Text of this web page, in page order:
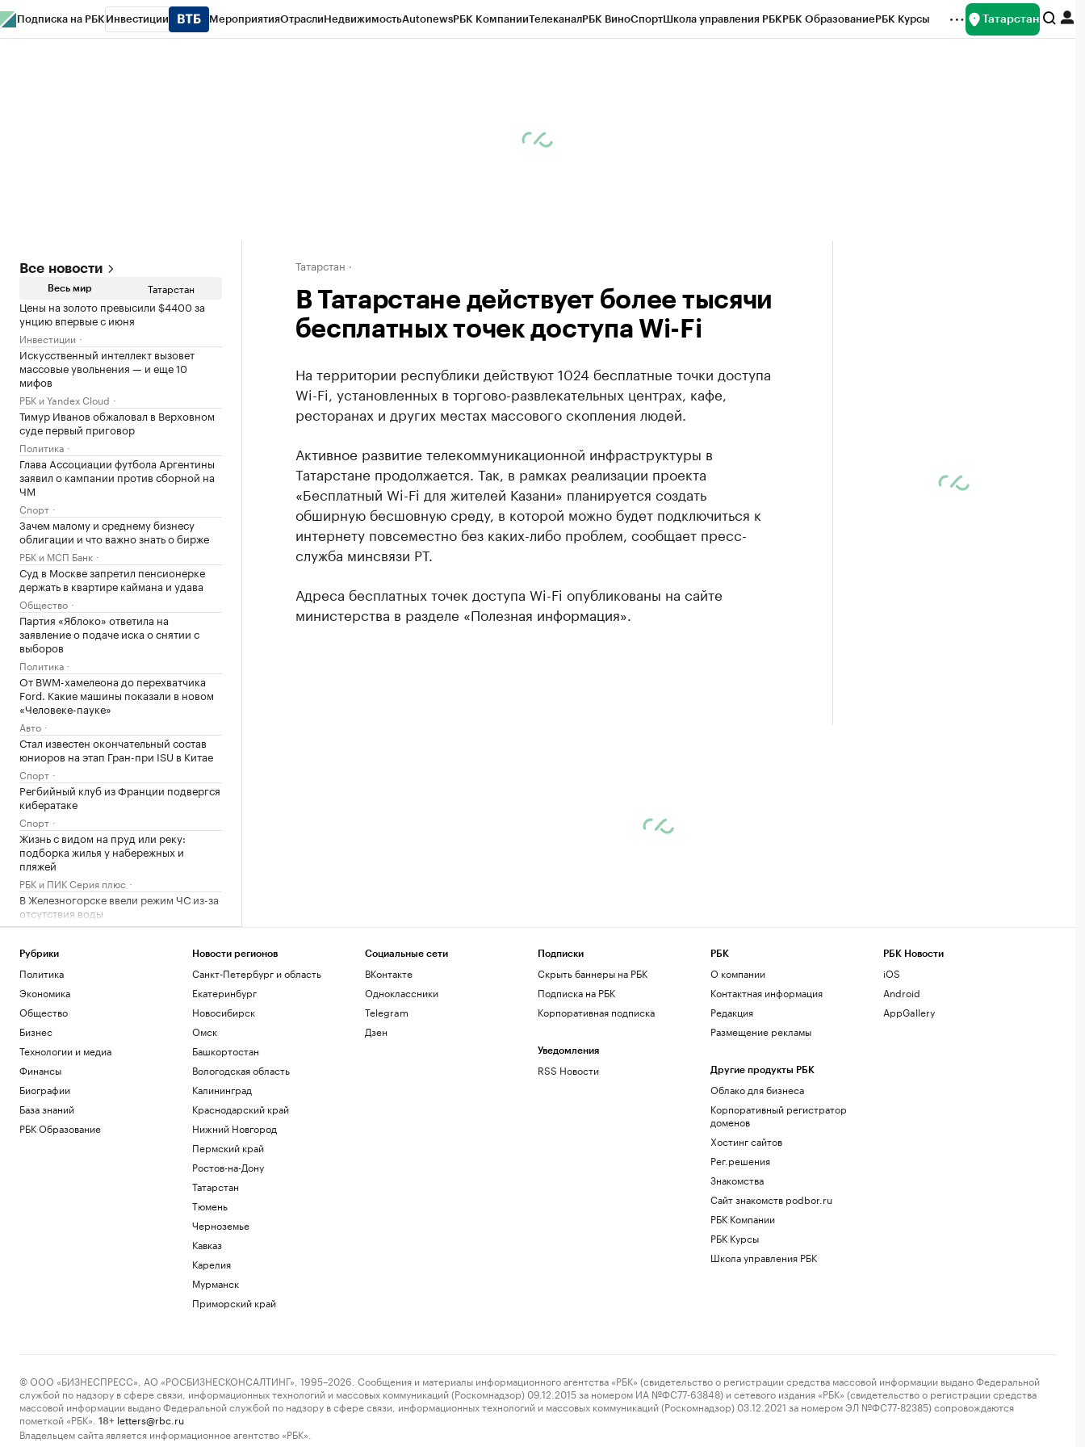
Подписка на РБК Инвестиции МероприятияОтраслиНедвижимостьAutonewsРБК КомпанииТелеканалРБК ВиноСпортШкола управления РБКРБК ОбразованиеРБК Курсы Татарстан
Все новости
Весь мир Татарстан
Цены на золото превысили $4400 за
унцию впервые с июня
Инвестиции
Искусственный интеллект вызовет
массовые увольнения — и еще 10
мифов
РБК и Yandex Cloud
Тимур Иванов обжаловал в Верховном
суде первый приговор
Политика
Глава Ассоциации футбола Аргентины
заявил о кампании против сборной на
ЧМ
Спорт
Зачем малому и среднему бизнесу
облигации и что важно знать о бирже
РБК и МСП Банк
Суд в Москве запретил пенсионерке
держать в квартире каймана и удава
Общество
Партия «Яблоко» ответила на
заявление о подаче иска о снятии с
выборов
Политика
От BWM-хамелеона до перехватчика
Ford. Какие машины показали в новом
«Человеке-пауке»
Авто
Стал известен окончательный состав
юниоров на этап Гран-при ISU в Китае
Спорт
Регбийный клуб из Франции подвергся
кибератаке
Спорт
Жизнь с видом на пруд или реку:
подборка жилья у набережных и
пляжей
РБК и ПИК Серия плюс
В Железногорске ввели режим ЧС из-за
отсутствия воды
Общество
«Аэрофлот» назвал дату
возобновления ежедневных рейсов в
Абу-Даби
Общество
Лидеры сборной России по гимнастике
не получили визы на ЧЕ в Хорватии
Спорт
В Казани в коммунальную
инфраструктуру Экорайона вложат
₽5,2 млрд
Экспорт Германии в июне 2026 года
достиг рекордного уровня
площади застройки Москвы еще на 23
Экс-главу Popcorn Books приговорили
Загрузить еще
Татарстан
В Татарстане действует более тысячи
бесплатных точек доступа Wi-Fi
На территории республики действуют 1024 бесплатные точки доступа
Wi-Fi, установленных в торгово-развлекательных центрах, кафе,
ресторанах и других местах массового скопления людей.
Активное развитие телекоммуникационной инфраструктуры в
Татарстане продолжается. Так, в рамках реализации проекта
«Бесплатный Wi-Fi для жителей Казани» планируется создать
обширную бесшовную среду, в которой можно будет подключиться к
интернету повсеместно без каких-либо проблем, сообщает пресс-
служба минсвязи РТ.
Адреса бесплатных точек доступа Wi-Fi опубликованы на сайте
министерства в разделе «Полезная информация».
Рубрики
Политика
Экономика
Общество
Бизнес
Технологии и медиа
Финансы
Биографии
База знаний
РБК Образование
Новости регионов
Санкт-Петербург и область
Екатеринбург
Новосибирск
Омск
Башкортостан
Вологодская область
Калининград
Краснодарский край
Нижний Новгород
Пермский край
Ростов-на-Дону
Татарстан
Тюмень
Черноземье
Кавказ
Карелия
Мурманск
Приморский край
Социальные сети
ВКонтакте
Одноклассники
Telegram
Дзен
Подписки
Скрыть баннеры на РБК
Подписка на РБК
Корпоративная подписка
Уведомления
RSS Новости
РБК
О компании
Контактная информация
Редакция
Размещение рекламы
Другие продукты РБК
Облако для бизнеса
Корпоративный регистратор
доменов
Хостинг сайтов
Рег.решения
Знакомства
Сайт знакомств podbor.ru
РБК Компании
РБК Курсы
Школа управления РБК
РБК Новости
iOS
Android
AppGallery
© ООО «БИЗНЕСПРЕСС», АО «РОСБИЗНЕСКОНСАЛТИНГ», 1995–2026. Сообщения и материалы информационного агентства «РБК» (свидетельство о регистрации средства массовой информации выдано Федеральной
службой по надзору в сфере связи, информационных технологий и массовых коммуникаций (Роскомнадзор) 09.12.2015 за номером ИА №ФС77-63848) и сетевого издания «РБК» (свидетельство о регистрации средства
массовой информации выдано Федеральной службой по надзору в сфере связи, информационных технологий и массовых коммуникаций (Роскомнадзор) 03.12.2021 за номером ЭЛ №ФС77-82385) сопровождаются
пометкой «РБК».
18+ letters@rbc.ru
Владельцем сайта является информационное агентство «РБК».